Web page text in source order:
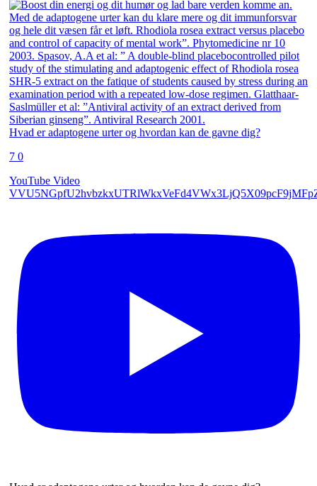
Hvad er adaptogene urter og hvordan kan de gavne dig?
7 0
YouTube Video